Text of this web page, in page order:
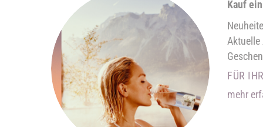
Kauf
FÜR
mehr